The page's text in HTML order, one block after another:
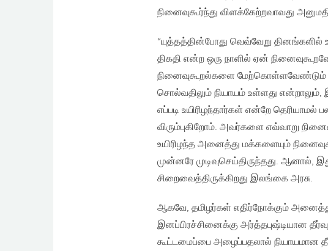
நினைவுகூர்ந்து விளக்கேற்றவாவது
“யுத்தத்தின்போது வெவ்வேறு தினங்களில்
திகதி என்ற ஒரு நாளில் ஏன்
நினைவுகூறல்களை மேற்கொள்ளவேண்டும்
சொல்வதிலும் நியாயம் உள்ளது என்றாலும்,
எப்படி உயிரிழந்தார்கள் என்றே
விரும்புகிறோம். அவர்களை எவ்வாறு
உயிரிழந்த அனைத்து மக்களையும்
முன்னரே முடிவுசெய்திருந்தது. ஆனால்,
சிறைவைத்திருக்கிறது இலங்கை அரசு.
ஆகவே, தமிழர்கள் எதிர்நோக்கும்
இனப்பிரச்சினைக்கு அர்த்தபுஷ்டியான
கூட்டமைப்பை அழைப்பதலால் நியாயமான